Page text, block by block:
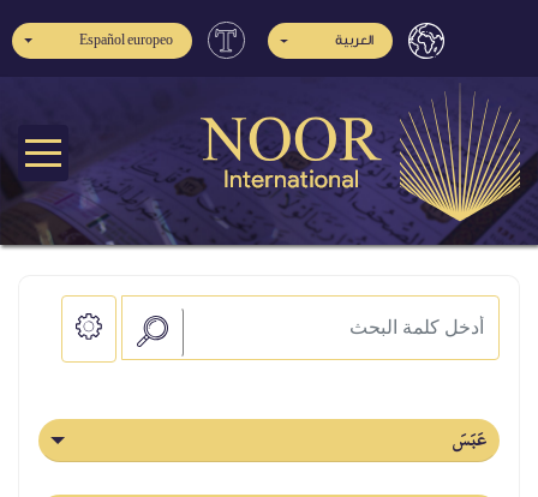
العربية Español europeo
عَبَسَ